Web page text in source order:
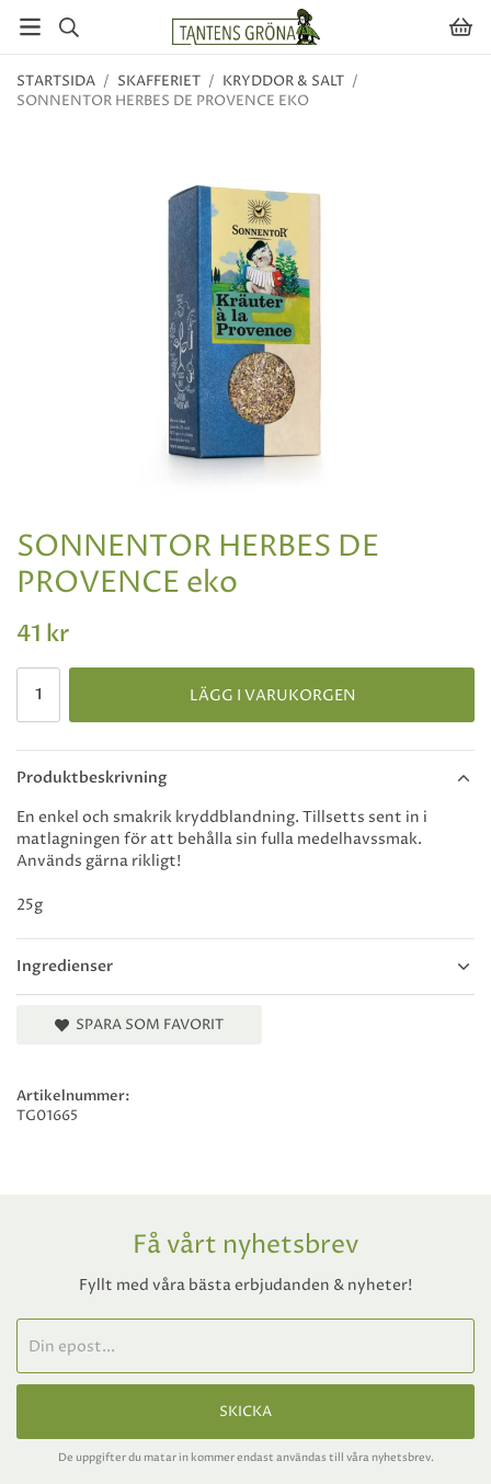
STARTSIDA / SKAFFERIET / KRYDDOR & SALT /
SONNENTOR HERBES DE PROVENCE EKO
SONNENTOR HERBES DE
PROVENCE eko
41 kr
LÄGG I VARUKORGEN
Produktbeskrivning
Ingredienser
En enkel och smakrik kryddblandning. Tillsetts sent in i
matlagningen för att behålla sin fulla medelhavssmak.
Används gärna rikligt!
25g
SPARA SOM FAVORIT
Artikelnummer:
TG01665
Få vårt nyhetsbrev
Fyllt med våra bästa erbjudanden & nyheter!
SKICKA
De uppgifter du matar in kommer endast användas till våra nyhetsbrev.